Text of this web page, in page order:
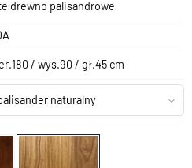
drewno palisandrowe
/ wys.90 / gł.45 cm
naturalny